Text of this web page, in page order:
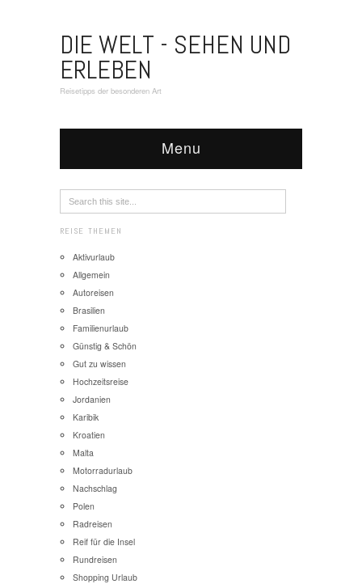
DIE WELT - SEHEN UND
ERLEBEN
Reisetipps der besonderen Art
Menu
REISE THEMEN
Aktivurlaub
Allgemein
Autoreisen
Brasilien
Familienurlaub
Günstig & Schön
Gut zu wissen
Hochzeitsreise
Jordanien
Karibik
Kroatien
Malta
Motorradurlaub
Nachschlag
Polen
Radreisen
Reif für die Insel
Rundreisen
Shopping Urlaub